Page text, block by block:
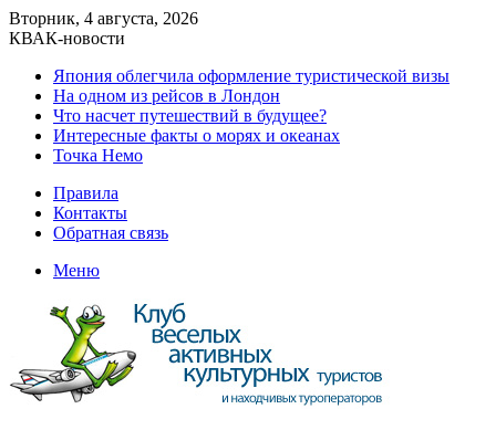
Вторник, 4 августа, 2026
КВАК-новости
Япония облегчила оформление туристической визы
На одном из рейсов в Лондон
Что насчет путешествий в будущее?
Интересные факты о морях и океанах
Точка Немо
Правила
Контакты
Обратная связь
Меню